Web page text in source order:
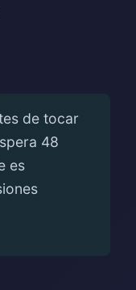
de tocar
48
es